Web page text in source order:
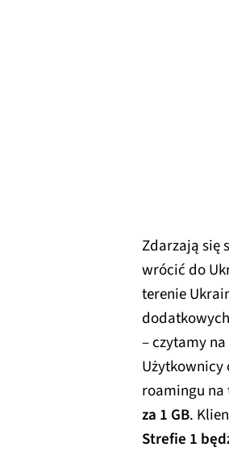
Zdarzają się
wrócić do
terenie
– czytamy
Użytkownicy
roamingu na
za 1 GB.
Strefie 1